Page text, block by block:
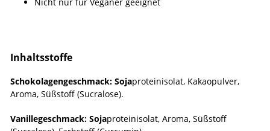
Inhaltsstoffe
Schokolagengeschmack: Sojaproteinisolat, Kakaopulver,
Aroma, Süßstoff (Sucralose).
Vanillegeschmack: Sojaproteinisolat, Aroma, Süßstoff